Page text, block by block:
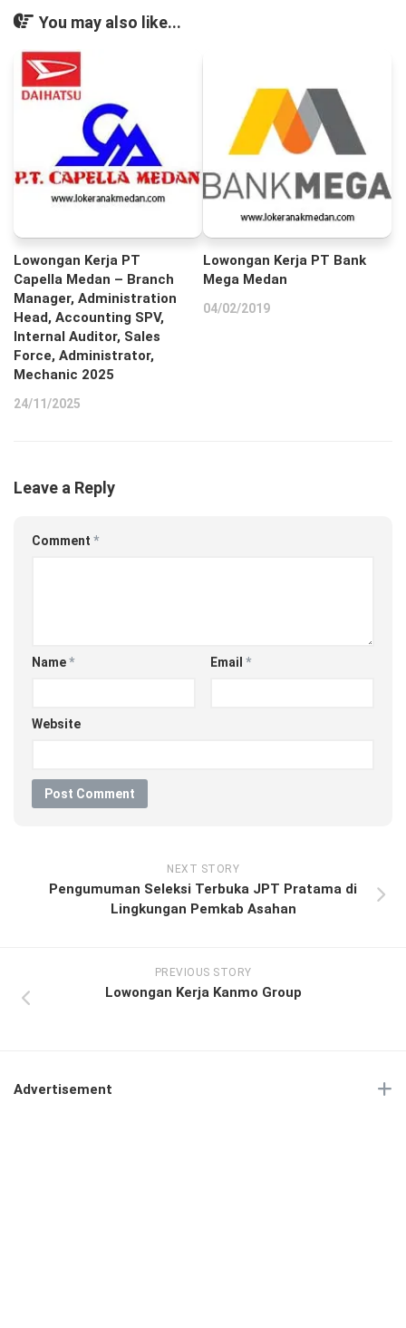
You may also like...
Lowongan Kerja PT
Capella Medan – Branch
Manager, Administration
Head, Accounting SPV,
Internal Auditor, Sales
Force, Administrator,
Mechanic 2025
24/11/2025
Lowongan Kerja PT Bank
Mega Medan
04/02/2019
Leave a Reply
Comment *
Name* Email *
Website
NEXT STORY
Pengumuman Seleksi Terbuka JPT Pratama di
Lingkungan Pemkab Asahan
PREVIOUS STORY
Lowongan Kerja Kanmo Group
Advertisement